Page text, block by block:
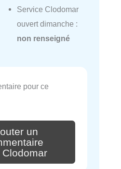
Service Clodomar
ouvert dimanche :
non renseigné
pour ce
un
Clodomar